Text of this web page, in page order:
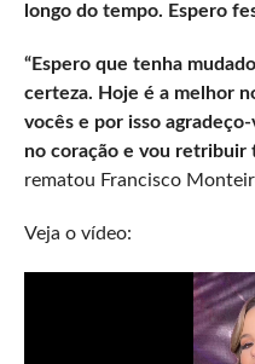
longo do tempo. Espero
“Espero que tenha
certeza. Hoje é a melhor
vocês e por isso
no coração e vou retribuir
rematou Francisco
Veja o vídeo: